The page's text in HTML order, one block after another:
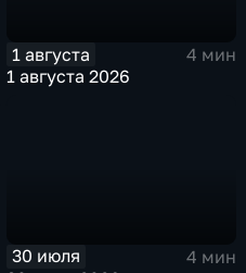
1 августа
4 мин
1 августа 2026
30 июля
4 мин